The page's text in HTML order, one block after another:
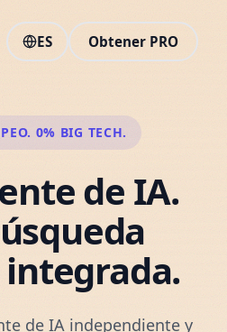
ES Obtener PRO
0% BIG TECH.
de IA.
de IA independiente y